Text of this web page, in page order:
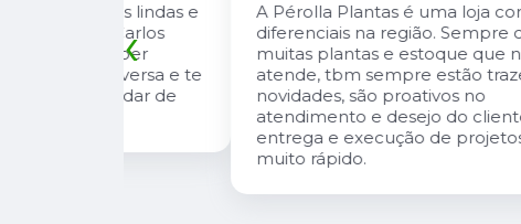
A Pérolla Plantas é uma loja com alguns
diferenciais na região. Sempre com
muitas plantas e estoque que nos
atende, tbm sempre estão trazendo
novidades, são proativos no
atendimento e desejo do cliente e a
entrega e execução de projetos deles é
muito rápido.
‹